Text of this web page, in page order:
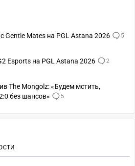
Gentle Mates на PGL Astana 2026
5
Esports на PGL Astana 2026
2
The Mongolz: «Будем мстить,
без шансов»
5